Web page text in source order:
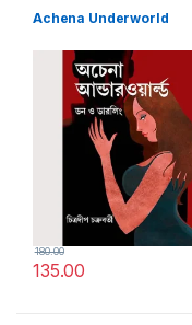
Achena Underworld
135.00
180.00